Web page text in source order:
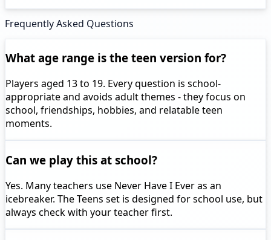
Frequently Asked Questions
What age range is the teen version for?
Players aged 13 to 19. Every question is school-
appropriate and avoids adult themes - they focus on
school, friendships, hobbies, and relatable teen
moments.
Can we play this at school?
Yes. Many teachers use Never Have I Ever as an
icebreaker. The Teens set is designed for school use, but
always check with your teacher first.